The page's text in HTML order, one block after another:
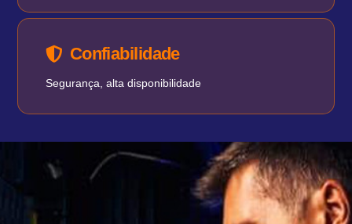
Confiabilidade
Segurança, alta disponibilidade